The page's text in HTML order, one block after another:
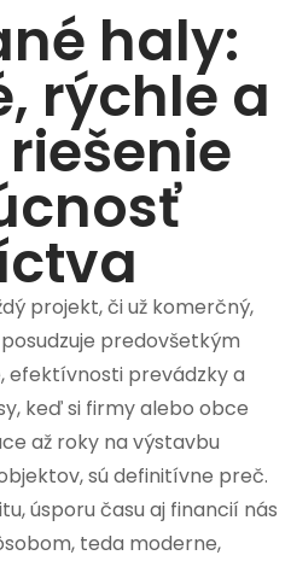
haly:
rýchle a
projekt, či už komerčný,
predovšetkým
efektívnosti prevádzky a
keď si firmy alebo obce
až roky na výstavbu
sú definitívne preč.
úsporu času aj financií nás
teda moderne,